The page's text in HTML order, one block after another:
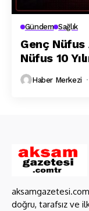
Gündem Sağlık
Genç Nüfus
Nüfus 10
Haber Merkezi
doğru, tarafsız ve